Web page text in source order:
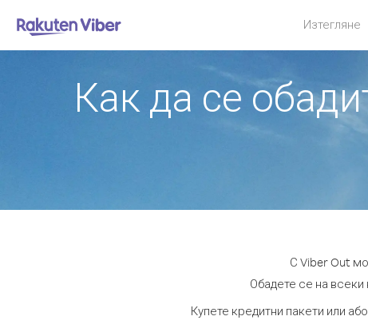
Изтегляне
Как да се
С Viber Out
Обадете се на всеки
Купете кредитни пакети или